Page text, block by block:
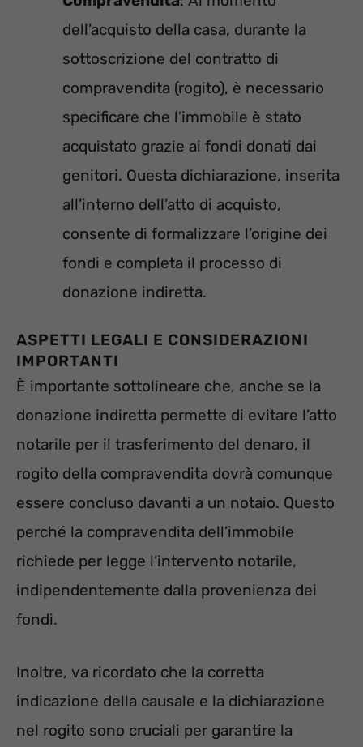
dell’acquisto della casa, durante la
sottoscrizione del contratto di
compravendita (rogito), è necessario
specificare che l’immobile è stato
acquistato grazie ai fondi donati dai
genitori. Questa dichiarazione, inserita
all’interno dell’atto di acquisto,
consente di formalizzare l’origine dei
fondi e completa il processo di
donazione indiretta.
ASPETTI LEGALI E CONSIDERAZIONI
IMPORTANTI
È importante sottolineare che, anche se la
donazione indiretta permette di evitare l’atto
notarile per il trasferimento del denaro, il
rogito della compravendita dovrà comunque
essere concluso davanti a un notaio. Questo
perché la compravendita dell’immobile
richiede per legge l’intervento notarile,
indipendentemente dalla provenienza dei
fondi.
Inoltre, va ricordato che la corretta
indicazione della causale e la dichiarazione
nel rogito sono cruciali per garantire la